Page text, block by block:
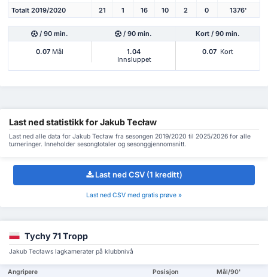
Totalt 2019/2020 21 1 16 10 2 0 1376'
/ 90 min. / 90 min. Kort / 90 min.
0.07 Mål
1.04
Innsluppet
0.07 Kort
Last ned statistikk for Jakub Tecław
Last ned alle data for Jakub Tecław fra sesongen 2019/2020 til 2025/2026 for alle
turneringer. Inneholder sesongtotaler og sesonggjennomsnitt.
Last ned CSV (1 kreditt)
Last ned CSV med gratis prøve »
Tychy 71 Tropp
Jakub Tecławs lagkamerater på klubbnivå
Angripere Posisjon Mål/90'